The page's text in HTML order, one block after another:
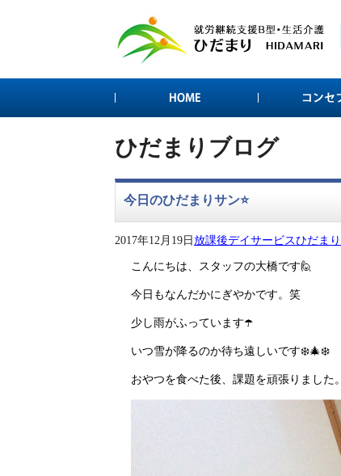
ひだまりブログ
今日のひだまりサン⭐️
2017年12月19日放課後デイサービスひだまり
こんにちは、スタッフの大橋です🙋
今日もなんだかにぎやかです。笑
少し雨がふっています☂️
いつ雪が降るのか待ち遠しいです❄️🎄❄️
おやつを食べた後、課題を頑張りました。